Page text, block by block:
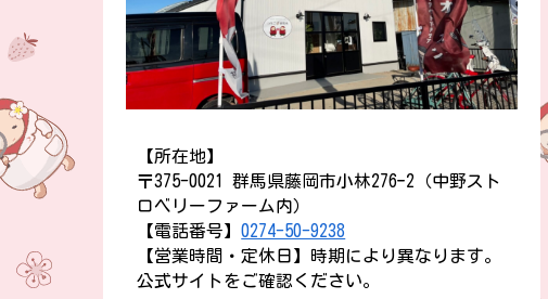
【所在地】
〒375-0021 群馬県藤岡市小林276ｰ2（中野スト
ロベリーファーム内）
【電話番号】0274-50-9238
【営業時間・定休日】時期により異なります。
公式サイトをご確認ください。